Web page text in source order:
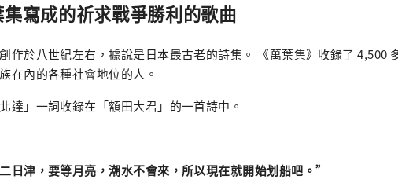
集寫成的祈求戰爭勝利的歌曲
創作於八世紀左右，據說是日本最古老的詩集。 《萬葉集》收錄了 4,500
在內的各種社會地位的人。
達」一詞收錄在「額田大君」的一首詩中。
二日津，要等月亮，潮水不會來，所以現在就開始划船吧。”